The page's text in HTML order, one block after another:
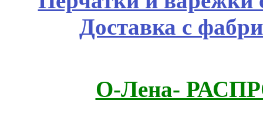
Доставка с
О-Лена-